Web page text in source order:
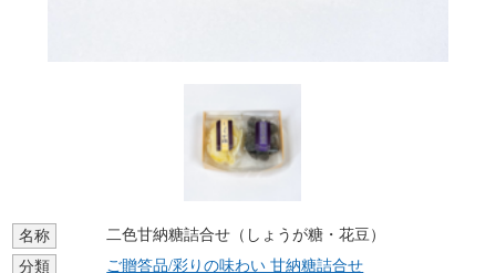
名称
二色甘納糖詰合せ（しょうが糖・花豆）
分類
ご贈答品/彩りの味わい 甘納糖詰合せ